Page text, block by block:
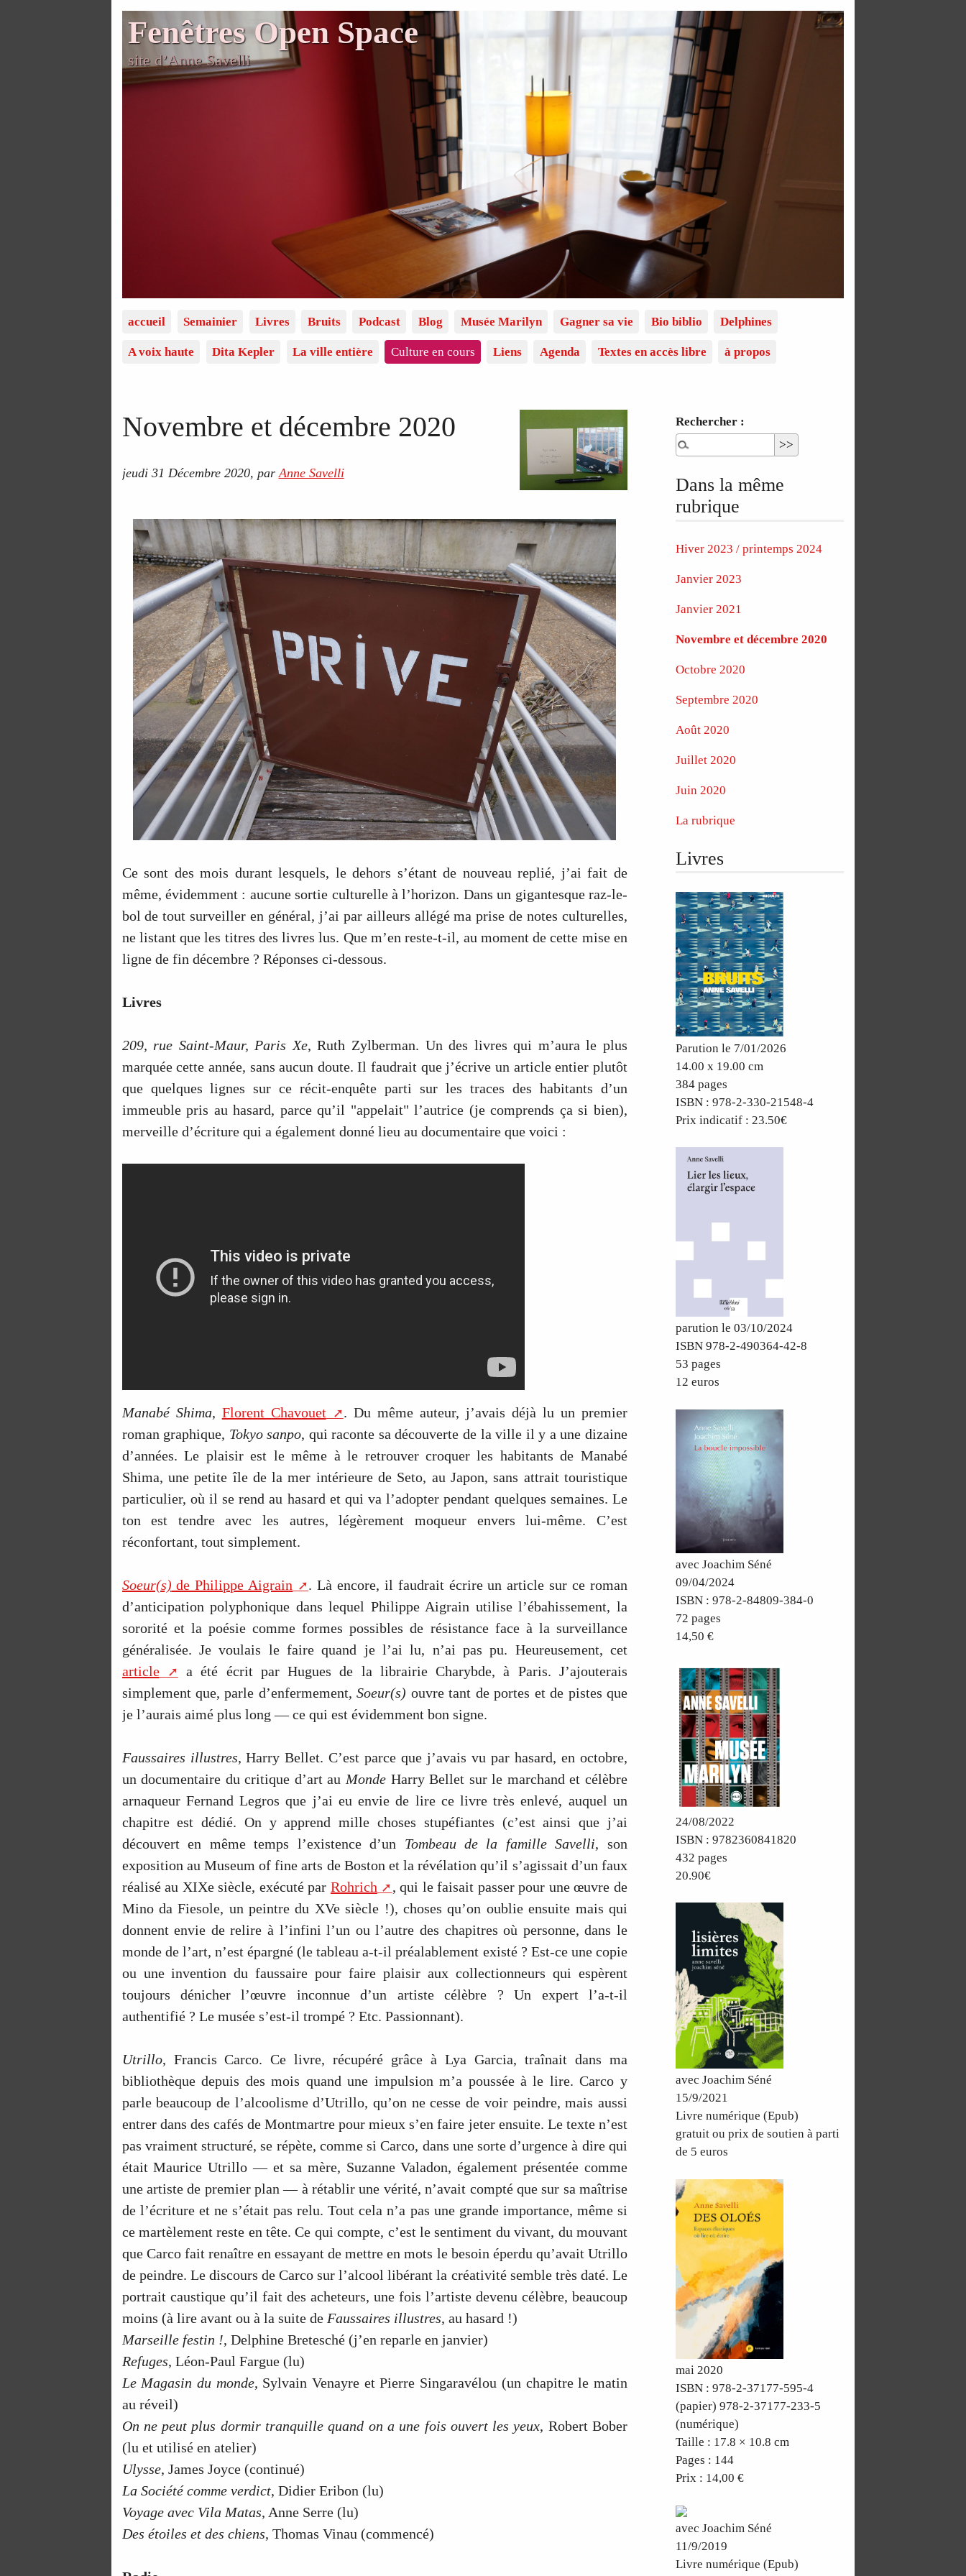
Fenêtres Open Space
site d’Anne Savelli
accueil Semainier Livres Bruits Podcast Blog Musée Marilyn Gagner sa vie Bio biblio Delphines
A voix haute Dita Kepler La ville entière Culture en cours Liens Agenda Textes en accès libre à propos
Novembre et décembre 2020
jeudi 31 Décembre 2020, par Anne Savelli
Ce sont des mois durant lesquels, le dehors s’étant de nouveau replié, j’ai fait de
même, évidemment : aucune sortie culturelle à l’horizon. Dans un gigantesque raz-le-
bol de tout surveiller en général, j’ai par ailleurs allégé ma prise de notes culturelles,
ne listant que les titres des livres lus. Que m’en reste-t-il, au moment de cette mise en
ligne de fin décembre ? Réponses ci-dessous.
Livres
209, rue Saint-Maur, Paris Xe, Ruth Zylberman. Un des livres qui m’aura le plus
marquée cette année, sans aucun doute. Il faudrait que j’écrive un article entier plutôt
que quelques lignes sur ce récit-enquête parti sur les traces des habitants d’un
immeuble pris au hasard, parce qu’il "appelait" l’autrice (je comprends ça si bien),
merveille d’écriture qui a également donné lieu au documentaire que voici :
Manabé Shima, Florent Chavouet
. Du même auteur, j’avais déjà lu un premier
roman graphique, Tokyo sanpo, qui raconte sa découverte de la ville il y a une dizaine
d’années. Le plaisir est le même à le retrouver croquer les habitants de Manabé
Shima, une petite île de la mer intérieure de Seto, au Japon, sans attrait touristique
particulier, où il se rend au hasard et qui va l’adopter pendant quelques semaines. Le
ton est tendre avec les autres, légèrement moqueur envers lui-même. C’est
réconfortant, tout simplement.
Soeur(s) de Philippe Aigrain
. Là encore, il faudrait écrire un article sur ce roman
d’anticipation polyphonique dans lequel Philippe Aigrain utilise l’ébahissement, la
sororité et la poésie comme formes possibles de résistance face à la surveillance
généralisée. Je voulais le faire quand je l’ai lu, n’ai pas pu. Heureusement, cet
article
a été écrit par Hugues de la librairie Charybde, à Paris. J’ajouterais
simplement que, parle d’enfermement,Soeur(s) ouvre tant de portes et de pistes que
je l’aurais aimé plus long — ce qui est évidemment bon signe.
Faussaires illustres, Harry Bellet. C’est parce que j’avais vu par hasard, en octobre,
un documentaire du critique d’art au MondeHarry Bellet sur le marchand et célèbre
arnaqueur Fernand Legros que j’ai eu envie de lire ce livre très enlevé, auquel un
chapitre est dédié. On y apprend mille choses stupéfiantes (c’est ainsi que j’ai
découvert en même temps l’existence d’un Tombeau de la famille Savelli, son
exposition au Museum of fine arts de Boston et la révélation qu’il s’agissait d’un faux
réalisé au XIXe siècle, exécuté par Rohrich
, qui le faisait passer pour une œuvre de
Mino da Fiesole, un peintre du XVe siècle !), choses qu’on oublie ensuite mais qui
donnent envie de relire à l’infini l’un ou l’autre des chapitres où personne, dans le
monde de l’art, n’est épargné (le tableau a-t-il préalablement existé ? Est-ce une copie
ou une invention du faussaire pour faire plaisir aux collectionneurs qui espèrent
toujours dénicher l’œuvre inconnue d’un artiste célèbre ? Un expert l’a-t-il
authentifié ? Le musée s’est-il trompé ? Etc. Passionnant).
Utrillo, Francis Carco. Ce livre, récupéré grâce à Lya Garcia, traînait dans ma
bibliothèque depuis des mois quand une impulsion m’a poussée à le lire. Carco y
parle beaucoup de l’alcoolisme d’Utrillo, qu’on ne cesse de voir peindre, mais aussi
entrer dans des cafés de Montmartre pour mieux s’en faire jeter ensuite. Le texte n’est
pas vraiment structuré, se répète, comme si Carco, dans une sorte d’urgence à dire qui
était Maurice Utrillo — et sa mère, Suzanne Valadon, également présentée comme
une artiste de premier plan — à rétablir une vérité, n’avait compté que sur sa maîtrise
de l’écriture et ne s’était pas relu. Tout cela n’a pas une grande importance, même si
ce martèlement reste en tête. Ce qui compte, c’est le sentiment du vivant, du mouvant
que Carco fait renaître en essayant de mettre en mots le besoin éperdu qu’avait Utrillo
de peindre. Le discours de Carco sur l’alcool libérant la créativité semble très daté. Le
portrait caustique qu’il fait des acheteurs, une fois l’artiste devenu célèbre, beaucoup
moins (à lire avant ou à la suite de Faussaires illustres, au hasard !)
Marseille festin !, Delphine Bretesché (j’en reparle en janvier)
Refuges, Léon-Paul Fargue (lu)
Le Magasin du monde, Sylvain Venayre et Pierre Singaravélou (un chapitre le matin
au réveil)
On ne peut plus dormir tranquille quand on a une fois ouvert les yeux, Robert Bober
(lu et utilisé en atelier)
Ulysse, James Joyce (continué)
La Société comme verdict, Didier Eribon (lu)
Voyage avec Vila Matas, Anne Serre (lu)
Des étoiles et des chiens, Thomas Vinau (commencé)
Rechercher :
Dans la même
rubrique
Hiver 2023 / printemps 2024
Janvier 2023
Janvier 2021
Novembre et décembre 2020
Octobre 2020
Septembre 2020
Août 2020
Juillet 2020
Juin 2020
La rubrique
Livres
Parution le 7/01/2026
14.00 x 19.00 cm
384 pages
ISBN : 978-2-330-21548-4
Prix indicatif : 23.50€
parution le 03/10/2024
ISBN 978-2-490364-42-8
53 pages
12 euros
avec Joachim Séné
09/04/2024
ISBN : 978-2-84809-384-0
72 pages
14,50 €
24/08/2022
ISBN : 9782360841820
432 pages
20.90€
avec Joachim Séné
15/9/2021
Livre numérique (Epub)
gratuit ou prix de soutien à parti
de 5 euros
mai 2020
ISBN : 978-2-37177-595-4
(papier) 978-2-37177-233-5
(numérique)
Taille : 17.8 × 10.8 cm
Pages : 144
Prix : 14,00 €
avec Joachim Séné
11/9/2019
Livre numérique (Epub)